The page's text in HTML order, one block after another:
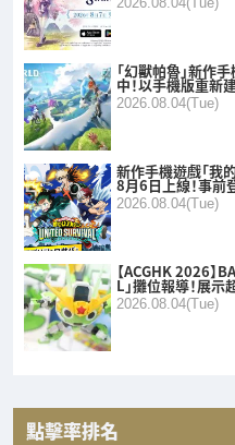
「幻獸帕魯」新作
中！以手機版重新
2026.08.04(Tue)
新作手機遊戲「我
8月6日上線！事
2026.08.04(Tue)
【ACGHK 2026】
L」攤位報導！展
2026.08.04(Tue)
點擊率排名